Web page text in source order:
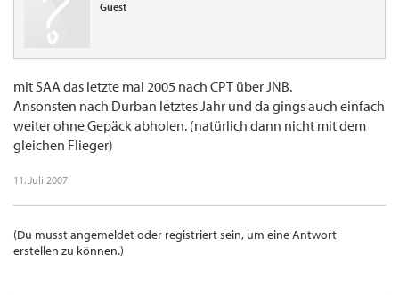
Guest
mit SAA das letzte mal 2005 nach CPT über JNB.
Ansonsten nach Durban letztes Jahr und da gings auch einfach
weiter ohne Gepäck abholen. (natürlich dann nicht mit dem
gleichen Flieger)
11. Juli 2007
(Du musst angemeldet oder registriert sein, um eine Antwort
erstellen zu können.)